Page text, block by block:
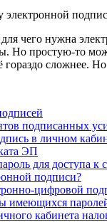
чего нужна
Но простую-то
гораздо сложнее.
подписанных
в личном
ЭП
для доступа
подписи?
цифровой
имеющихся
кабинета